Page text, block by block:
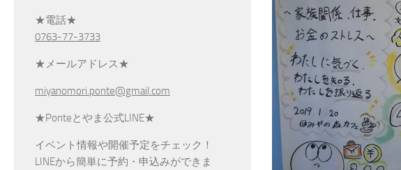
★電話★
0763-77-3733
★メールアドレス★
miyanomori.ponte@gmail.com
★Ponteとやま公式LINE★
イベント情報や開催予定をチェック！
LINEから簡単に予約・申込みができま